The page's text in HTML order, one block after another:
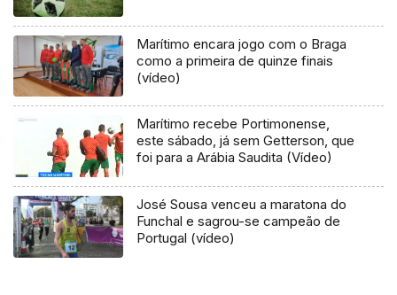
Marítimo encara jogo com o Braga
como a primeira de quinze finais
(vídeo)
Marítimo recebe Portimonense,
este sábado, já sem Getterson, que
foi para a Arábia Saudita (Vídeo)
José Sousa venceu a maratona do
Funchal e sagrou-se campeão de
Portugal (vídeo)